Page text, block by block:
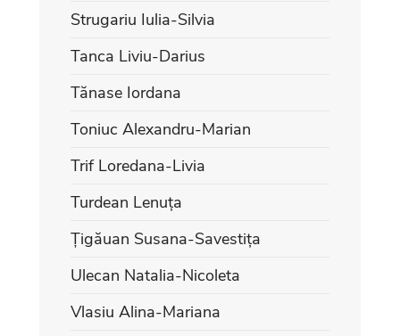
Strugariu Iulia-Silvia
Tanca Liviu-Darius
Tănase Iordana
Toniuc Alexandru-Marian
Trif Loredana-Livia
Turdean Lenuța
Țigăuan Susana-Savestița
Ulecan Natalia-Nicoleta
Vlasiu Alina-Mariana